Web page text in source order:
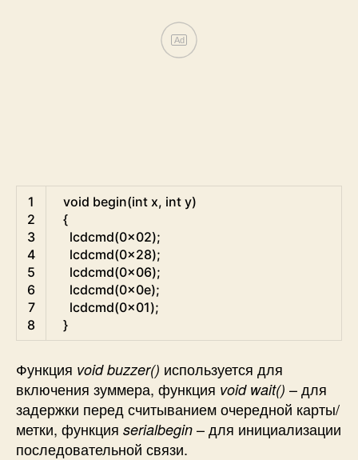
Ad
1
2
3
4
5
6
7
8
void begin(int x, int y)
{
lcdcmd(0x02);
lcdcmd(0x28);
lcdcmd(0x06);
lcdcmd(0x0e);
lcdcmd(0x01);
}
Функция void buzzer() используется для
включения зуммера, функция void wait() – для
задержки перед считыванием очередной карты/
метки, функция serialbegin – для инициализации
последовательной связи.